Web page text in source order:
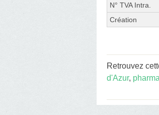
N° TVA Intra.
Création
Retrouvez
d'Azur,